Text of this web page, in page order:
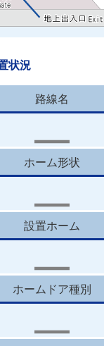
状況
路線名
ホーム形状
設置ホーム
ホームドア種別